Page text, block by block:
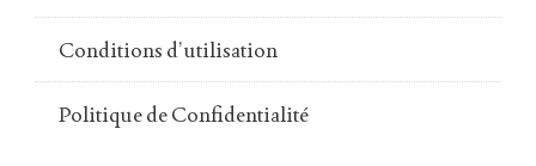
Conditions d’utilisation
Politique de Confidentialité